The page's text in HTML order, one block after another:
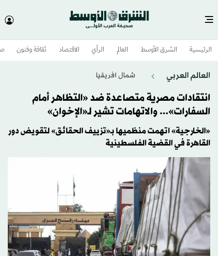
الرئيسية الشرق الأوسط​ العالم الرأي الاقتصاد ثقافة وفنون
العالم العربي شمال افريقيا
انتقادات مصرية متصاعدة ضد «التظاهر أمام
السفارات»... والاتهامات تشير لـ«الإخوان»
«الخارجية» اتهمت منظميها بـ«تزييف الحقائق» لتقويض دور
القاهرة في القضية الفلسطينية